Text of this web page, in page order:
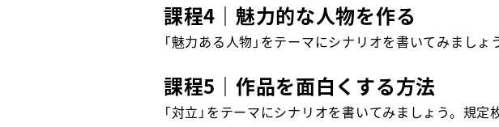
課程4｜魅力的な人物を作る
「魅力ある人物」をテーマにシナリオを書いてみまし
課程5｜作品を面白くする方法
「対立」をテーマにシナリオを書いてみましょう。規定